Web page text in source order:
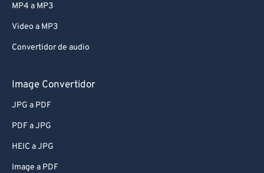
MP4 a MP3
Video a MP3
Convertidor de audio
Image Convertidor
JPG a PDF
PDF a JPG
HEIC a JPG
Image a PDF